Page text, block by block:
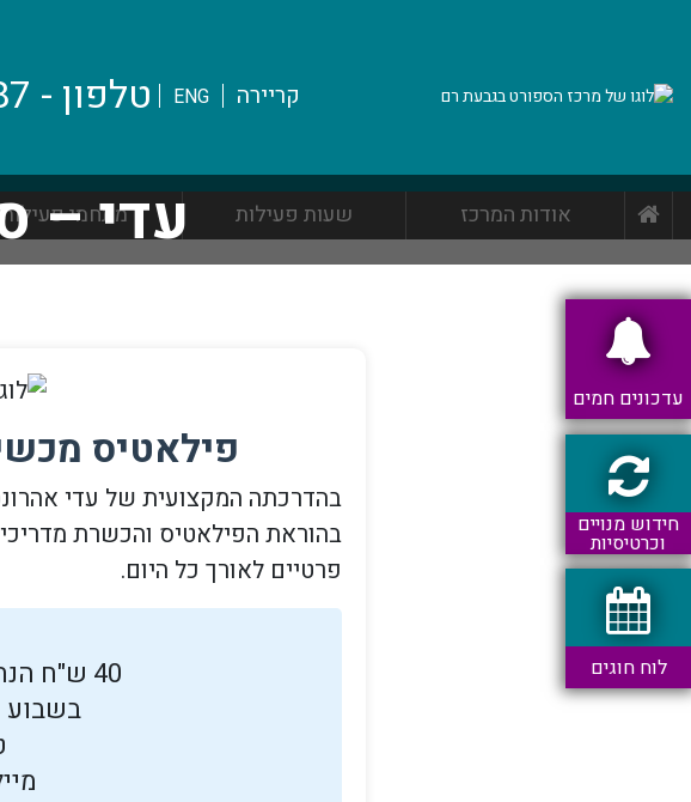
עדכונים חמים
חידוש מנויים
וכרטיסיות
לוח חוגים
קריירה ENG טלפון - 02-6584287 / 054-882-0472 WhatsApp
אודות המרכז שעות פעילות מתחמי פעילות
עדי –
פילאטיס
בהוראת הפילאטיס והכשרת
פרטיים לאורך כל היום.
40 ש"ח הנחה לשיעורי אחר הצהריים והערב
בשבוע